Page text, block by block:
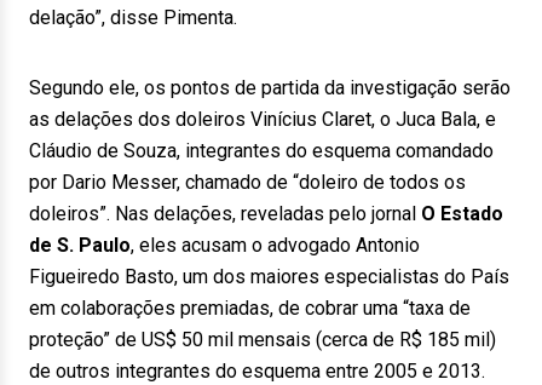
delação”, disse Pimenta.
Segundo ele, os pontos de partida da investigação serão
as delações dos doleiros Vinícius Claret, o Juca Bala, e
Cláudio de Souza, integrantes do esquema comandado
por Dario Messer, chamado de “doleiro de todos os
doleiros”. Nas delações, reveladas pelo jornal O Estado
de S. Paulo, eles acusam o advogado Antonio
Figueiredo Basto, um dos maiores especialistas do País
em colaborações premiadas, de cobrar uma “taxa de
proteção” de US$ 50 mil mensais (cerca de R$ 185 mil)
de outros integrantes do esquema entre 2005 e 2013.